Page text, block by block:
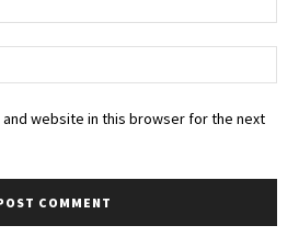
and website in this browser for the next